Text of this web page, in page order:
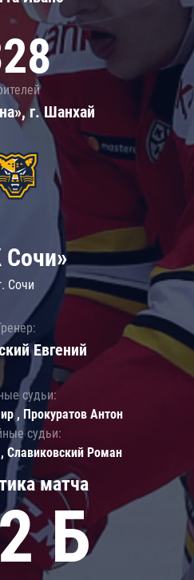
г. Шанхай
матча
Б
Сочи»
Сочи
Евгений
судьи:
, Прокуратов Антон
судьи:
Славиковский Роман